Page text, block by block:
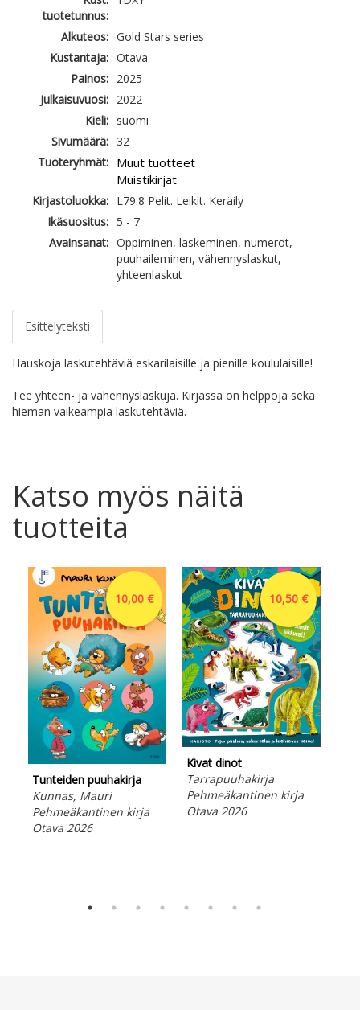
tuotetunnus:
Alkuteos: Gold Stars series
Kustantaja: Otava
Painos: 2025
Julkaisuvuosi: 2022
Kieli: suomi
Sivumäärä: 32
Tuoteryhmät: Muut tuotteet
Muistikirjat
Kirjastoluokka: L79.8 Pelit. Leikit. Keräily
Ikäsuositus: 5 - 7
Avainsanat: Oppiminen, laskeminen, numerot,
puuhaileminen, vähennyslaskut,
yhteenlaskut
Esittelyteksti
Hauskoja laskutehtäviä eskarilaisille ja pienille koululaisille!
Tee yhteen- ja vähennyslaskuja. Kirjassa on helppoja sekä
hieman vaikeampia laskutehtäviä.
Katso myös näitä
tuotteita
10,00 €
Tunteiden puuhakirja
Kunnas, Mauri
Pehmeäkantinen kirja
Otava 2026
10,50 €
Kivat dinot
Tarrapuuhakirja
Pehmeäkantinen kirja
Otava 2026